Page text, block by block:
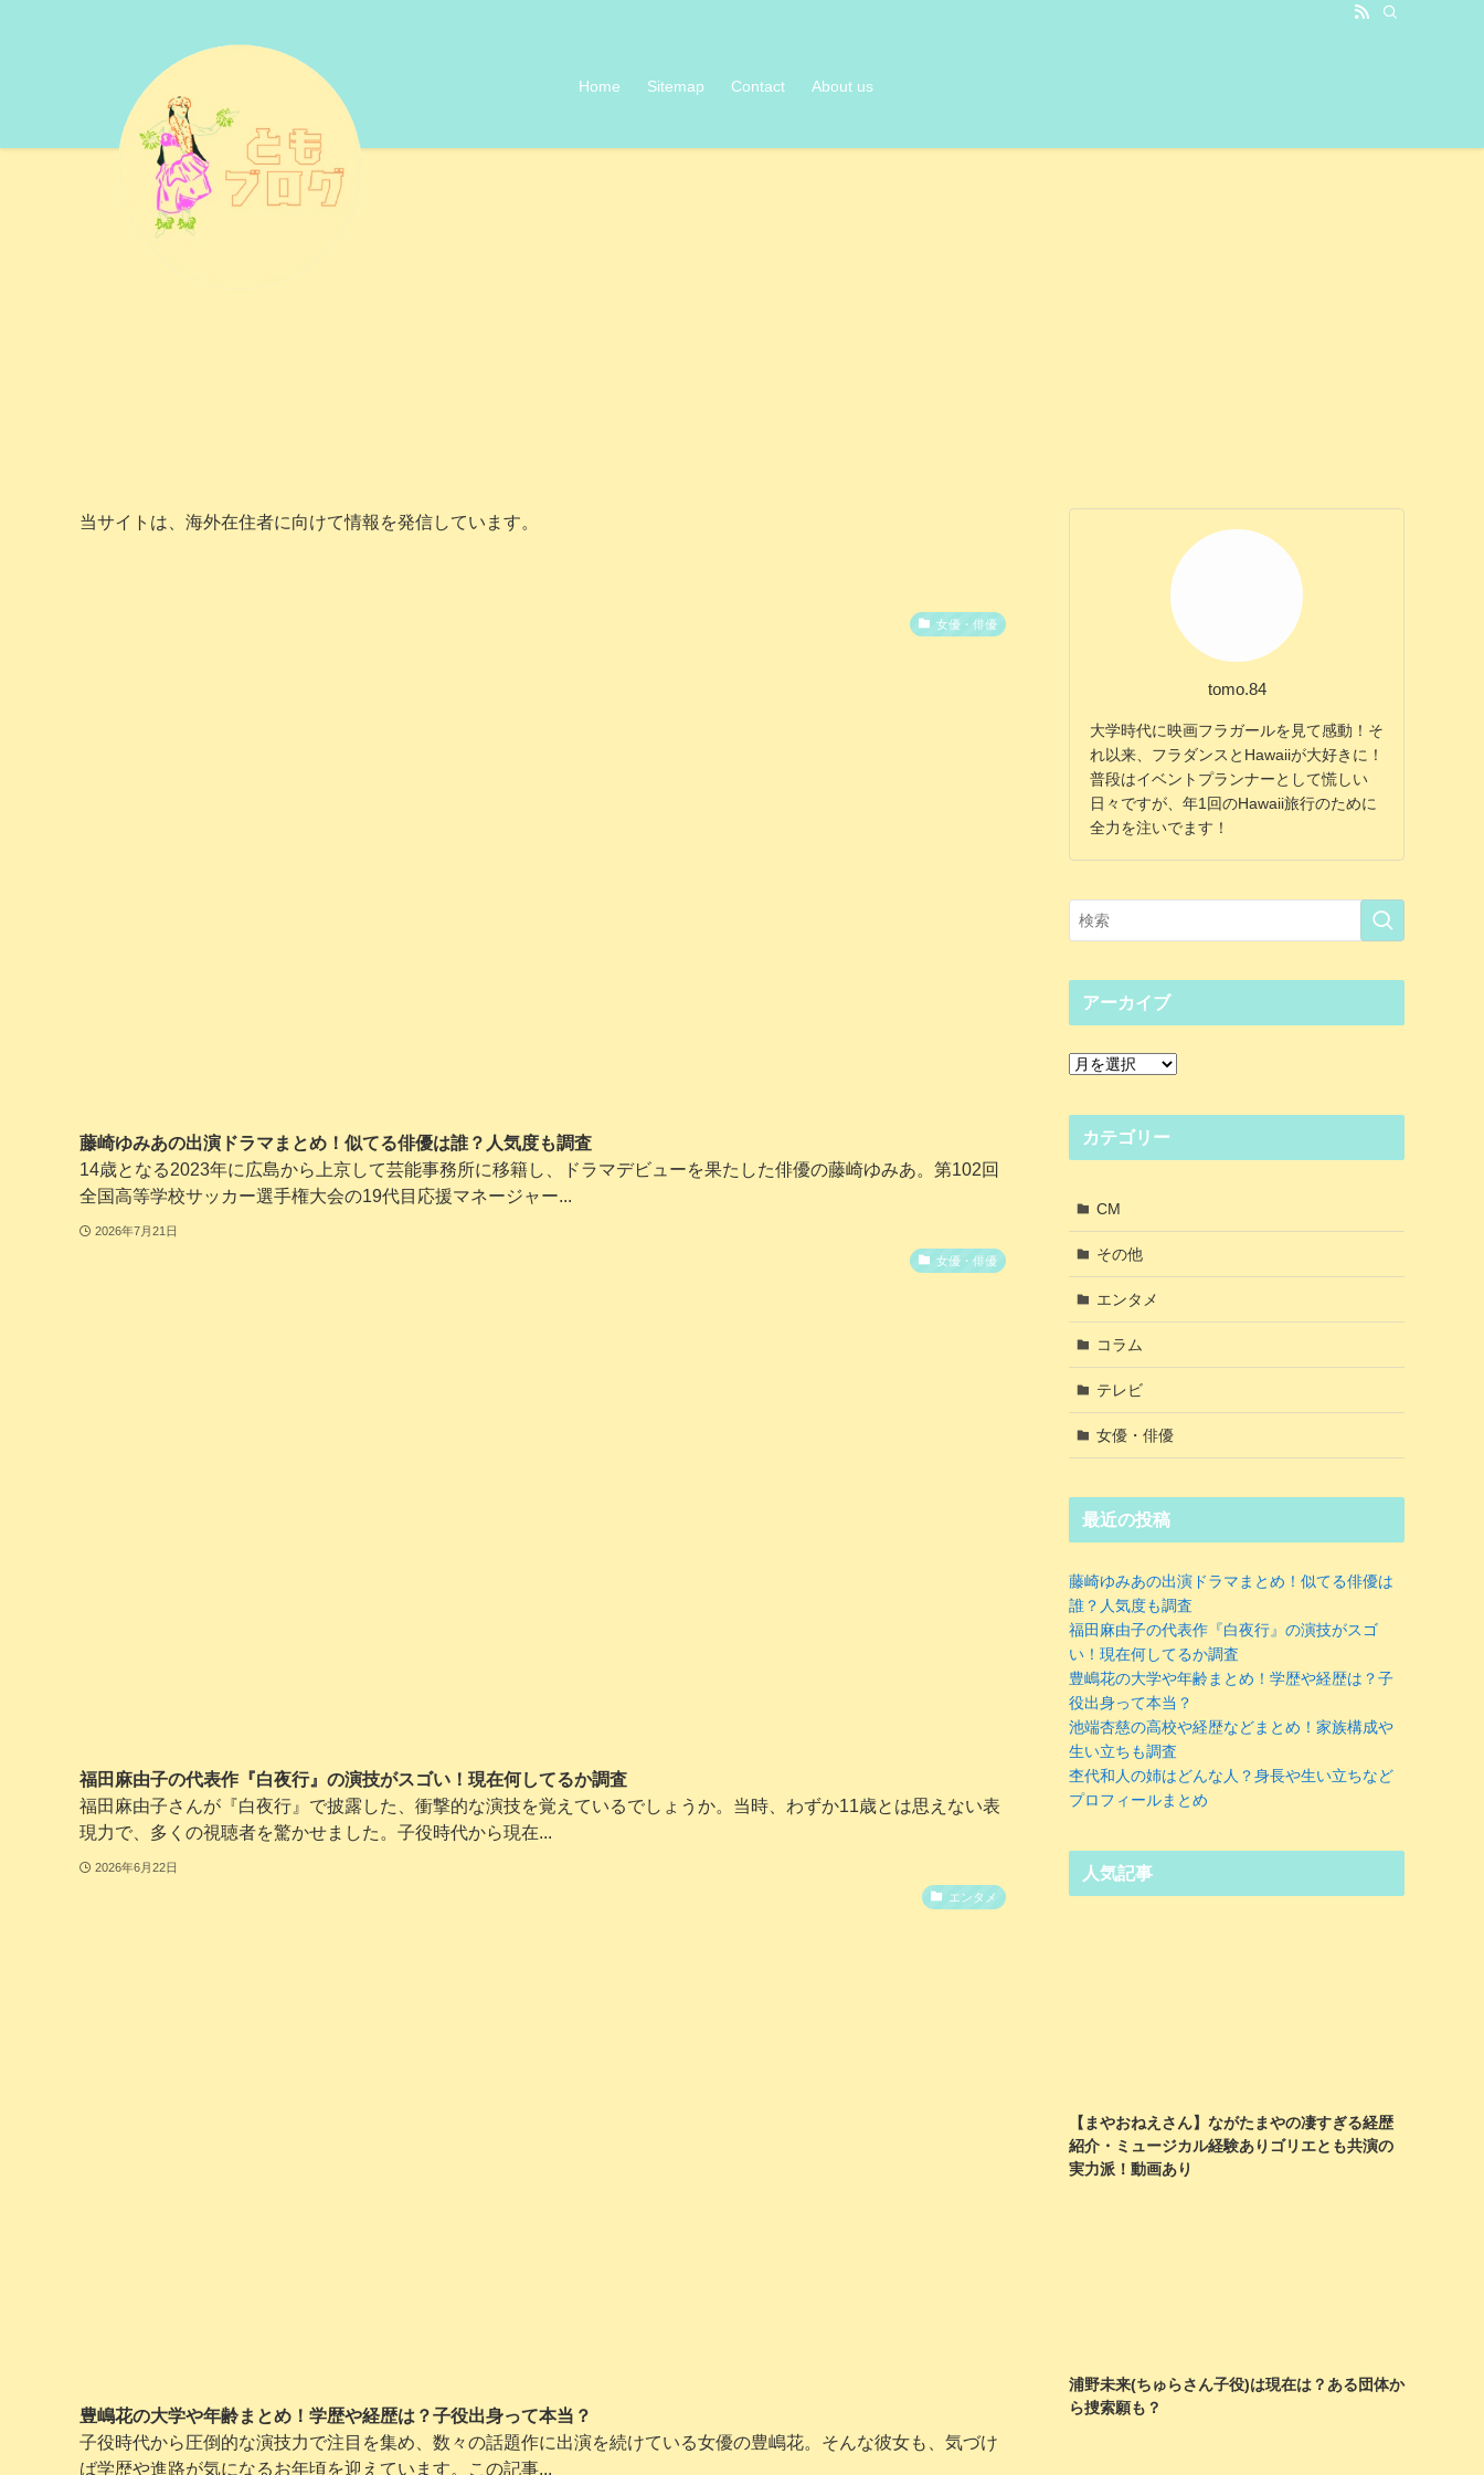
Home Sitemap Contact About us
当サイトは、海外在住者に向けて情報を発信しています。
女優・俳優
藤崎ゆみあの出演ドラマまとめ！似てる俳優は誰？人気度も調査
14歳となる2023年に広島から上京して芸能事務所に移籍し、ドラマデビューを果たした俳優の藤崎ゆみあ。第102回
全国高等学校サッカー選手権大会の19代目応援マネージャー...
2026年7月21日
女優・俳優
福田麻由子の代表作『白夜行』の演技がスゴい！現在何してるか調査
福田麻由子さんが『白夜行』で披露した、衝撃的な演技を覚えているでしょうか。当時、わずか11歳とは思えない表
現力で、多くの視聴者を驚かせました。子役時代から現在...
2026年6月22日
エンタメ
豊嶋花の大学や年齢まとめ！学歴や経歴は？子役出身って本当？
子役時代から圧倒的な演技力で注目を集め、数々の話題作に出演を続けている女優の豊嶋花。そんな彼女も、気づけ
ば学歴や進路が気になるお年頃を迎えています。この記事...
tomo.84
大学時代に映画フラガールを見て感動！そ
れ以来、フラダンスとHawaiiが大好きに！
普段はイベントプランナーとして慌しい
日々ですが、年1回のHawaii旅行のために
全力を注いでます！
アーカイブ
ア
カ
ブ
カテゴリー
CM
その他
エンタメ
コラム
テレビ
女優・俳優
最近の投稿
藤崎ゆみあの出演ドラマまとめ！似てる俳優は
誰？人気度も調査
福田麻由子の代表作『白夜行』の演技がスゴ
い！現在何してるか調査
豊嶋花の大学や年齢まとめ！学歴や経歴は？子
役出身って本当？
池端杏慈の高校や経歴などまとめ！家族構成や
生い立ちも調査
杢代和人の姉はどんな人？身長や生い立ちなど
プロフィールまとめ
人気記事
【まやおねえさん】ながたまやの凄すぎる経歴
紹介・ミュージカル経験ありゴリエとも共演の
実力派！動画あり
浦野未来(ちゅらさん子役)は現在は？ある団体か
ら捜索願も？